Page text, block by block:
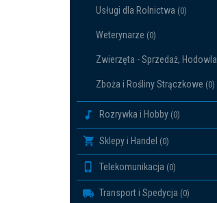
Usługi dla Rolnictwa (0)
Weterynarze (0)
Zwierzęta - Sprzedaż, Hodowla
Zboża i Rośliny Strączkowe (0)
Rozrywka i Hobby (0)
Sklepy i Handel (0)
Telekomunikacja (0)
Transport i Spedycja (0)